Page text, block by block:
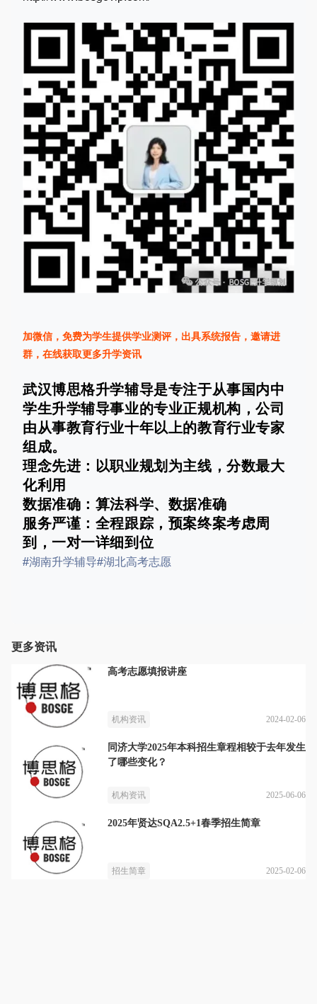
加微信，免费为学生提供学业测评，出具系统报告，邀请进
群，在线获取更多升学资讯
武汉博思格升学辅导是专注于从事国内中
学生升学辅导事业的专业正规机构，公司
由从事教育行业十年以上的教育行业专家
组成。
理念先进：以职业规划为主线，分数最大
化利用
数据准确：算法科学、数据准确
服务严谨：全程跟踪，预案终案考虑周
到，一对一详细到位
#湖南升学辅导#湖北高考志愿
更多资讯
高考志愿填报讲座
机构资讯 2024-02-06
同济大学2025年本科招生章程相较于去年发生
了哪些变化？
机构资讯 2025-06-06
2025年贤达SQA2.5+1春季招生简章
招生简章 2025-02-06